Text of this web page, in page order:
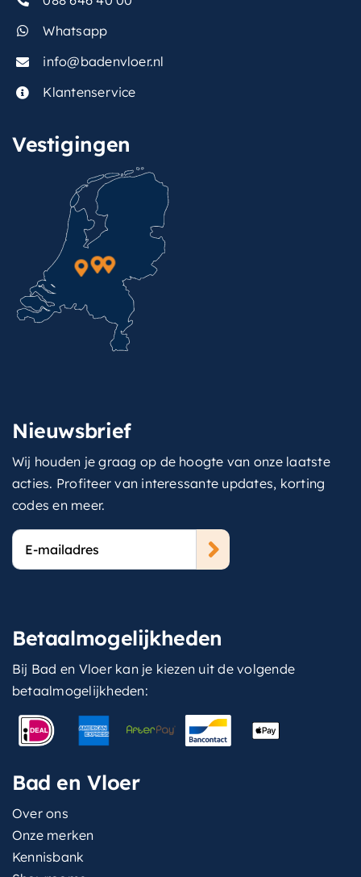
Whatsapp
info@badenvloer.nl
Klantenservice
Vestigingen
Nieuwsbrief
Wij houden je graag op de hoogte van onze laatste
acties. Profiteer van interessante updates, korting
codes en meer.
E-
mailadres
Betaalmogelijkheden
Bij Bad en Vloer kan je kiezen uit de volgende
betaalmogelijkheden:
Bad en Vloer
Over ons
Onze merken
Kennisbank